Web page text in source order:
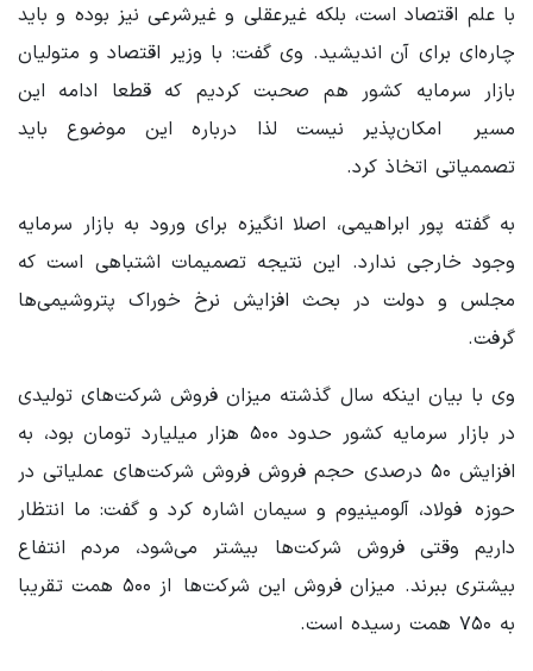
با علم اقتصاد است، بلکه غیرعقلی و غیرشرعی نیز بوده و باید
چاره‌ای برای آن اندیشید. وی گفت: با وزیر اقتصاد و متولیان
بازار سرمایه کشور هم صحبت کردیم که قطعا ادامه این
مسیر امکان‌پذیر نیست لذا درباره این موضوع باید
تصممیاتی اتخاذ کرد.
به گفته پور ابراهیمی، اصلا انگیزه برای ورود به بازار سرمایه
وجود خارجی ندارد. این نتیجه تصمیمات اشتباهی است که
مجلس و دولت در بحث افزایش نرخ خوراک پتروشیمی‌ها
گرفت.
وی با بیان اینکه سال گذشته میزان فروش شرکت‌های تولیدی
در بازار سرمایه کشور حدود ۵۰۰ هزار میلیارد تومان بود، به
افزایش ۵۰ درصدی حجم فروش فروش شرکت‌های عملیاتی در
حوزه فولاد، آلومینیوم و سیمان اشاره کرد و گفت: ما انتظار
داریم وقتی فروش شرکت‌ها بیشتر می‌شود، مردم انتفاع
بیشتری ببرند. میزان فروش این شرکت‌ها از ۵۰۰ همت تقریبا
به ۷۵۰ همت رسیده است.